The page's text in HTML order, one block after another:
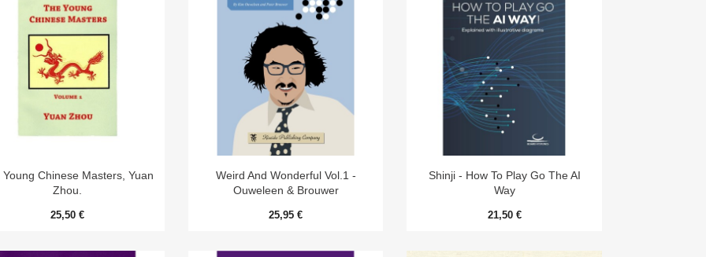
 Aperçu rapide
Young Chinese Masters, Yuan
Zhou.
25,50 €
Aperçu rapide
Weird And Wonderful Vol.1 -
Ouweleen & Brouwer
25,95 €
Aperçu rapide
Shinji - How To Play Go The AI
Way
21,50 €